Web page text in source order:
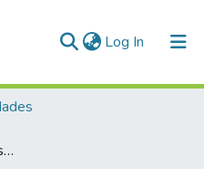
Log In (current)
Nivel de percepción de riesgos laborales y uso de equipos de protección personal en trabajadores recolectores de basura - 2023